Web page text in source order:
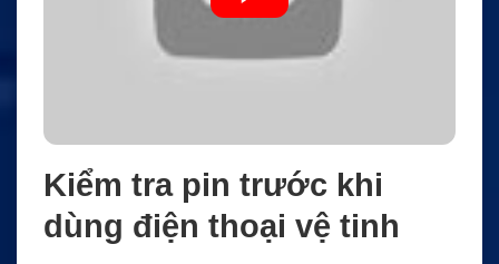
Kiểm tra pin trước khi
dùng điện thoại vệ tinh